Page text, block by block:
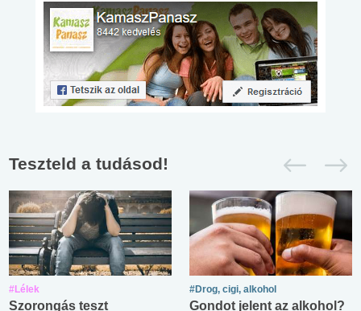
Teszteld a tudásod!
#Lélek
Szorongás teszt
#Drog, cigi, alkohol
Gondot jelent az alkohol?